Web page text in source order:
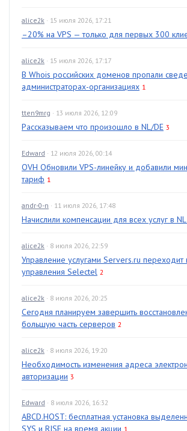
alice2k · 15 июля 2026, 17:21
–20% на VPS — только для первых 300
alice2k · 15 июля 2026, 17:17
В Whois российских доменов пропали
администраторах-организациях 1
tten9mrg · 13 июля 2026, 12:09
Рассказываем что произошло в NL/DE 3
Edward · 12 июля 2026, 00:14
OVH Обновили VPS-линейку и добавили
тариф 1
andr-0-n · 11 июля 2026, 17:48
Начислили компенсации для всех услуг в
alice2k · 8 июля 2026, 22:59
Управление услугами Servers.ru переходит
управления Selectel 2
alice2k · 8 июля 2026, 20:25
Сегодня планируем завершить
большую часть серверов 2
alice2k · 8 июля 2026, 19:20
Необходимость изменения адреса
авторизации 3
Edward · 8 июля 2026, 16:32
ABCD.HOST: бесплатная установка
SYS и RISE на время акции 1